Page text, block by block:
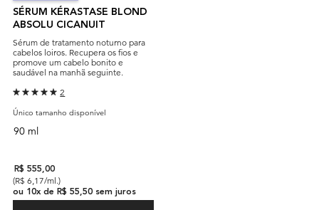
SÉRUM KÉRASTASE BLOND
ABSOLU CICANUIT
Sérum de tratamento noturno para
cabelos loiros. Recupera os fios e
promove um cabelo bonito e
saudável na manhã seguinte.
2
Único tamanho disponível
90 ml
R$ 555,00
(R$ 6,17/ml.)
ou 10x de R$ 55,50 sem juros